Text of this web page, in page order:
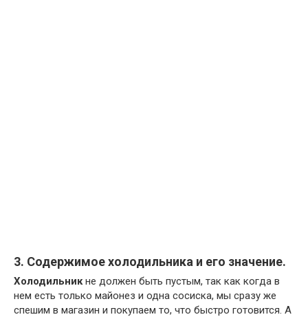
3. Содержимое холодильника и его значение.
Холодильникне должен быть пустым, так как когда в
нем есть только майонез и одна сосиска, мы сразу же
спешим в магазин и покупаем то, что быстро готовится. А